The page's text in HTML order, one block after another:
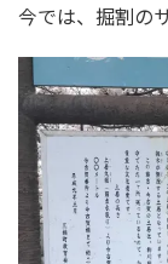
今では、掘割の